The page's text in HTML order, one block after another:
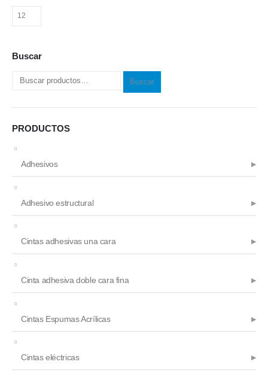
Buscar
Buscar
PRODUCTOS
Adhesivos
Adhesivo estructural
Cintas adhesivas una cara
Cinta adhesiva doble cara fina
Cintas Espumas Acrílicas
Cintas eléctricas